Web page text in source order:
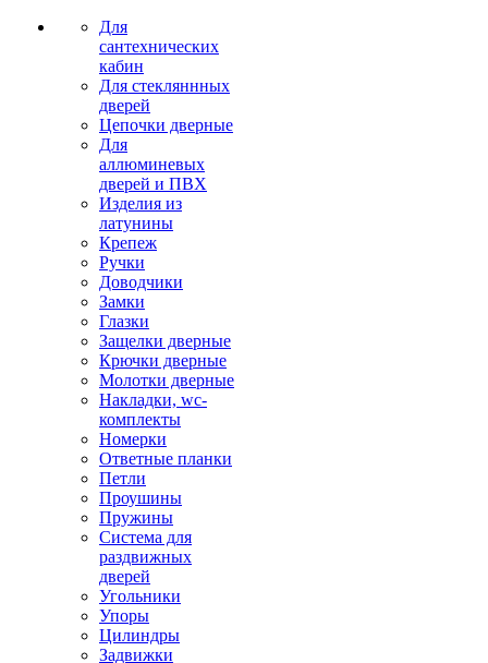
Для
сантехнических
кабин
Для стекляннных
дверей
Цепочки дверные
Для
аллюминевых
дверей и ПВХ
Изделия из
латунины
Крепеж
Ручки
Доводчики
Замки
Глазки
Защелки дверные
Крючки дверные
Молотки дверные
Накладки, wc-
комплекты
Номерки
Ответные планки
Петли
Проушины
Пружины
Система для
раздвижных
дверей
Угольники
Упоры
Цилиндры
Задвижки